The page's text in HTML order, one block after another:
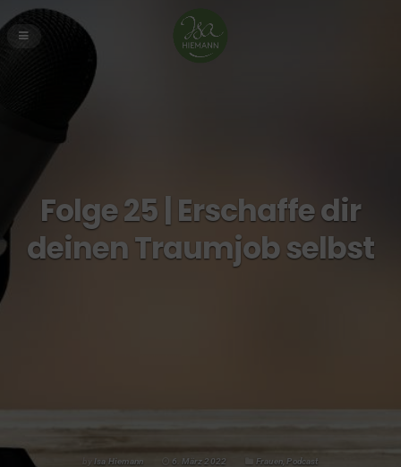
Folge 25 | Erschaffe dir
deinen Traumjob selbst
Isa Hiemann 6. März 2022 Frauen, Podcast